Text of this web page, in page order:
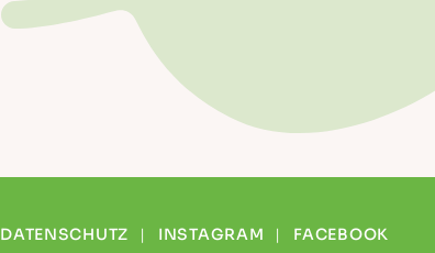
DATENSCHUTZ INSTAGRAM FACEBOOK